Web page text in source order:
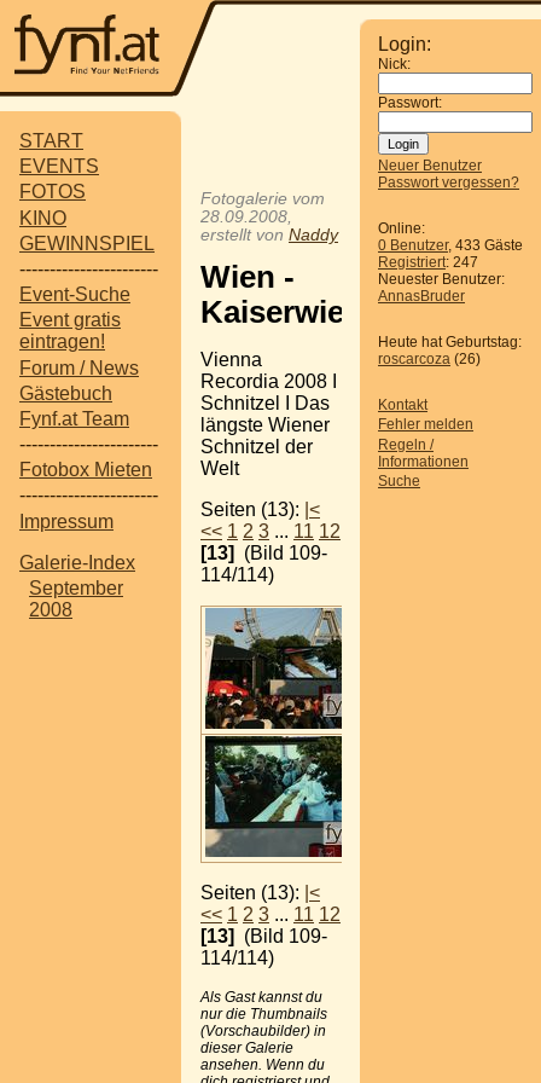
START
EVENTS
FOTOS
KINO
GEWINNSPIEL
-----------------------
Event-Suche
Event gratis
eintragen!
Forum / News
Gästebuch
Fynf.at Team
-----------------------
Fotobox Mieten
-----------------------
Impressum
Galerie-Index
September
2008
Login:
Nick:
Passwort:
Neuer Benutzer
Passwort vergessen?
Online:
0 Benutzer, 433 Gäste
Registriert: 247
Neuester Benutzer:
AnnasBruder
Heute hat Geburtstag:
roscarcoza (26)
Kontakt
Fehler melden
Regeln /
Informationen
Suche
Fotogalerie vom
28.09.2008,
erstellt von Naddy
Wien -
Kaiserwiese
Vienna
Recordia 2008 I
Schnitzel I Das
längste Wiener
Schnitzel der
Welt
Seiten (13): |<
<< 1 2 3 ... 11 12
[13]
(Bild 109-
114/114)
Seiten (13): |<
<< 1 2 3 ... 11 12
[13]
(Bild 109-
114/114)
Als Gast kannst du
nur die Thumbnails
(Vorschaubilder) in
dieser Galerie
ansehen. Wenn du